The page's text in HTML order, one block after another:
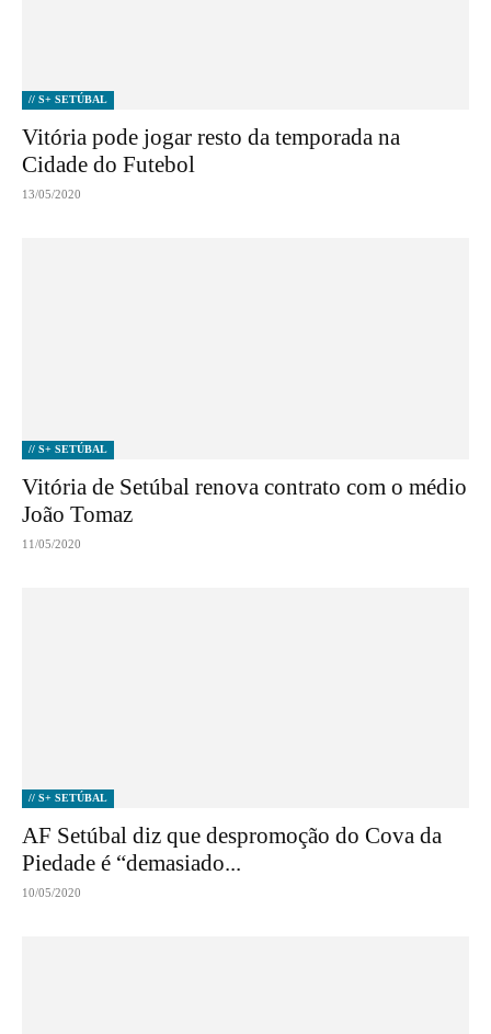
// S+ SETÚBAL
Vitória pode jogar resto da temporada na
Cidade do Futebol
13/05/2020
// S+ SETÚBAL
Vitória de Setúbal renova contrato com o médio
João Tomaz
11/05/2020
// S+ SETÚBAL
AF Setúbal diz que despromoção do Cova da
Piedade é “demasiado...
10/05/2020